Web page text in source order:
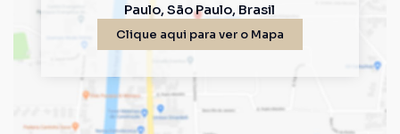
Paulo,São Paulo, Brasil
Clique aqui para ver o Mapa